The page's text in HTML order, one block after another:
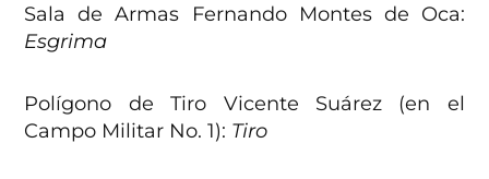
Sala de Armas Fernando Montes de Oca:
Esgrima
Polígono de Tiro Vicente Suárez (en el
Campo Militar No. 1): Tiro